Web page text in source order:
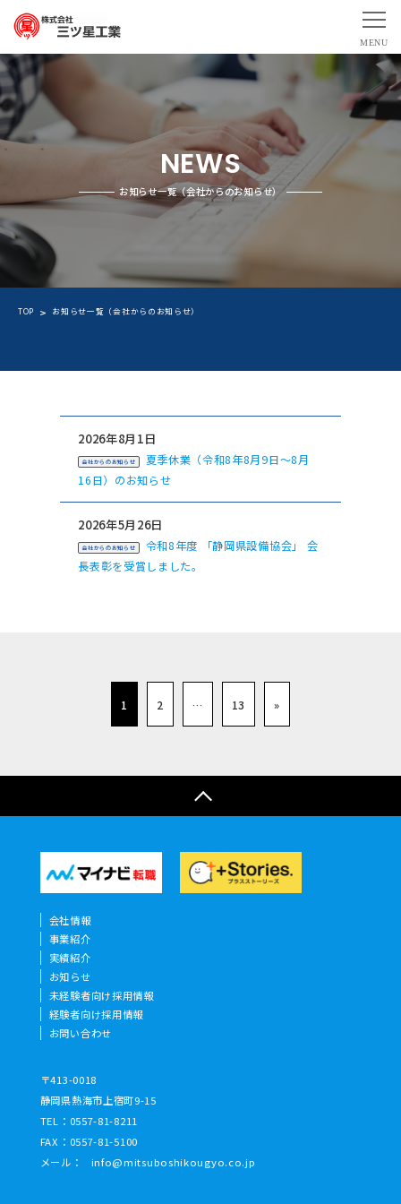
NEWS
お知らせ一覧（会社からのお知らせ）
TOP お知らせ一覧（会社からのお知らせ）
2026年8月1日
会社からのお知らせ
夏季休業（令和8年8月9日～8月
16日）のお知らせ
2026年5月26日
会社からのお知らせ
令和8年度 「静岡県設備協会」 会
長表彰を受賞しました。
1 2 … 13 »
会社情報
事業紹介
実績紹介
お知らせ
未経験者向け採用情報
経験者向け採用情報
お問い合わせ
〒413-0018
静岡県熱海市上宿町9-15
TEL： 0557-81-8211
FAX：0557-81-5100
メール：
info@mitsuboshikougyo.co.jp